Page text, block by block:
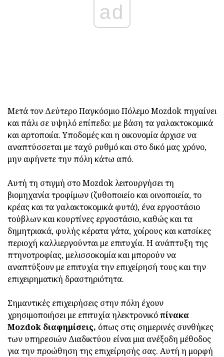
ad
Μετά τον Δεύτερο Παγκόσμιο Πόλεμο Mozdok πηγαίνει
και πάλι σε υψηλό επίπεδο: με βάση τα γαλακτοκομικά
και αρτοποιία. Υποδομές και η οικονομία άρχισε να
αναπτύσσεται με ταχύ ρυθμό και στο δικό μας χρόνο,
μην αφήνετε την πόλη κάτω από.
Αυτή τη στιγμή στο Mozdok λειτουργήσει τη
βιομηχανία τροφίμων (ζυθοποιείο και οινοποιεία, το
κρέας και τα γαλακτοκομικά φυτά), ένα εργοστάσιο
τούβλων και κουρτίνες εργοστάσιο, καθώς και τα
δημητριακά, φυλής κέρατα γάτα, χοίρους και κατσίκες
περιοχή καλλιεργούνται με επιτυχία. Η ανάπτυξη της
πτηνοτροφίας, μελισσοκομία και μπορούν να
αναπτύξουν με επιτυχία την επιχείρησή τους και την
επιχειρηματική δραστηριότητα.
Σημαντικές επιχειρήσεις στην πόλη έχουν
χρησιμοποιήσει με επιτυχία ηλεκτρονικόπίνακα
Mozdok διαφημίσεις, όπως στις σημερινές συνθήκες
των υπηρεσιών Διαδικτύου είναι μια ανέξοδη μέθοδος
για την προώθηση της επιχείρησής σας. Αυτή η μορφή